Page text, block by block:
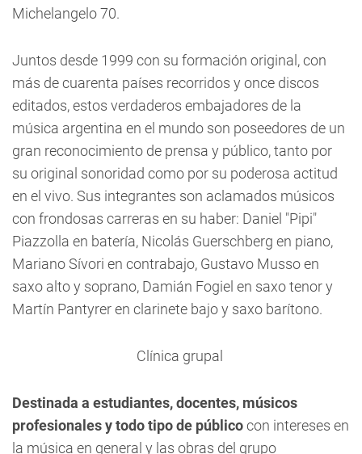
Michelangelo 70.
Juntos desde 1999 con su formación original, con
más de cuarenta países recorridos y once discos
editados, estos verdaderos embajadores de la
música argentina en el mundo son poseedores de un
gran reconocimiento de prensa y público, tanto por
su original sonoridad como por su poderosa actitud
en el vivo. Sus integrantes son aclamados músicos
con frondosas carreras en su haber: Daniel "Pipi"
Piazzolla en batería, Nicolás Guerschberg en piano,
Mariano Sívori en contrabajo, Gustavo Musso en
saxo alto y soprano, Damián Fogiel en saxo tenor y
Martín Pantyrer en clarinete bajo y saxo barítono.
Clínica grupal
Destinada a estudiantes, docentes, músicos
profesionales y todo tipo de públicocon intereses en
la música en general y las obras del grupo